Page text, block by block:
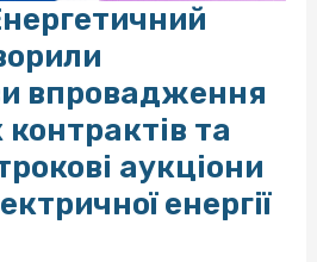
впровадження
та
аукціони
енергії